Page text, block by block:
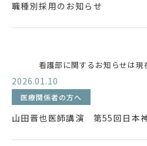
職種別採用のお知らせ
看護部に関するお知らせは現
2026.01.10
医療関係者の方へ
山田晋也医師講演 第55回日本